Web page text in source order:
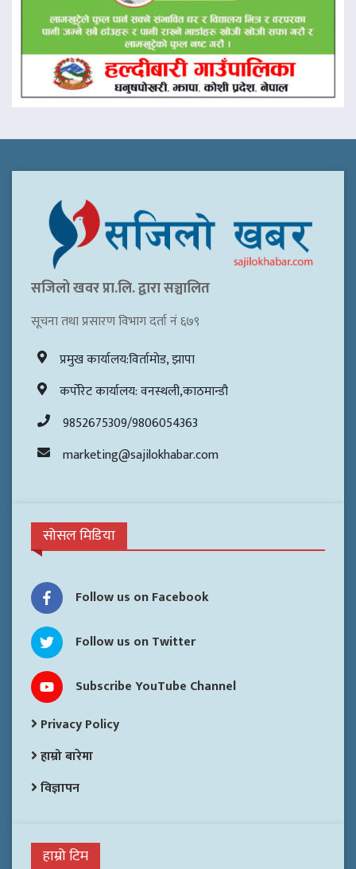
सजिलो खवर प्रा.लि. द्वारा सञ्चालित
सूचना तथा प्रसारण विभाग दर्ता नं ६७९
प्रमुख कार्यालय:विर्तामोड, झापा
कर्पोरेट कार्यालय: वनस्थली,काठमान्डौ
9852675309/9806054363
marketing@sajilokhabar.com
सोसल मिडिया
Follow us on Facebook
Follow us on Twitter
Subscribe YouTube Channel
Privacy Policy
हाम्रो बारेमा
विज्ञापन
हाम्रो टिम